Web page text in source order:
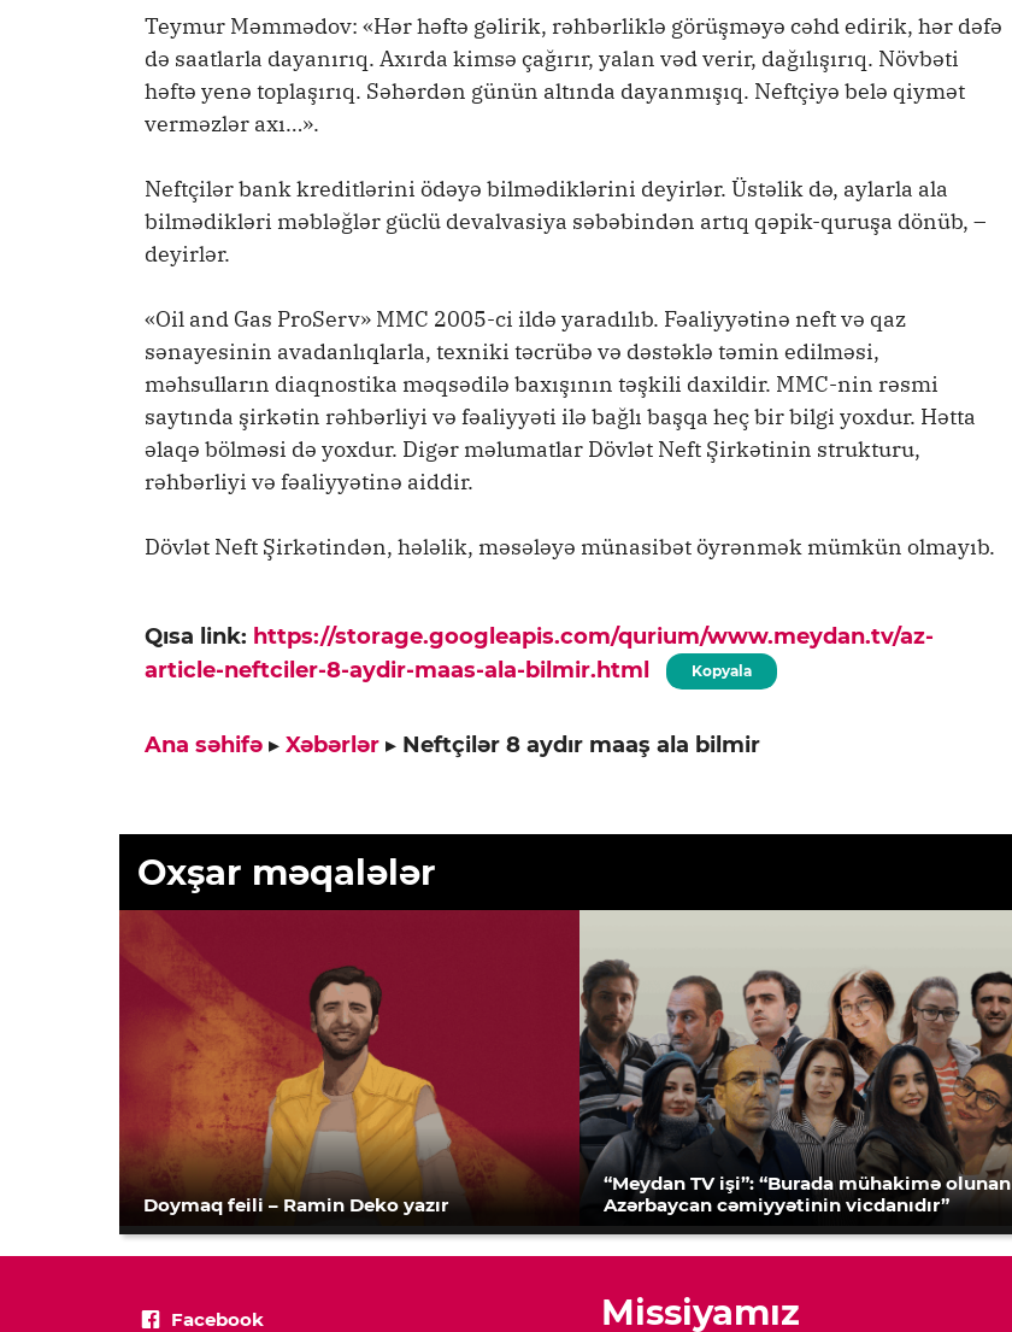
Teymur Məmmədov: «Hər həftə gəlirik, rəhbərliklə görüşməyə cəhd edirik, hər dəfə
də saatlarla dayanırıq. Axırda kimsə çağırır, yalan vəd verir, dağılışırıq. Növbəti
həftə yenə toplaşırıq. Səhərdən günün altında dayanmışıq. Neftçiyə belə qiymət
verməzlər axı…».
Neftçilər bank kreditlərini ödəyə bilmədiklərini deyirlər. Üstəlik də, aylarla ala
bilmədikləri məbləğlər güclü devalvasiya səbəbindən artıq qəpik-quruşa dönüb, –
deyirlər.
«Oil and Gas ProServ» MMC 2005-ci ildə yaradılıb. Fəaliyyətinə neft və qaz
sənayesinin avadanlıqlarla, texniki təcrübə və dəstəklə təmin edilməsi,
məhsulların diaqnostika məqsədilə baxışının təşkili daxildir. MMC-nin rəsmi
saytında şirkətin rəhbərliyi və fəaliyyəti ilə bağlı başqa heç bir bilgi yoxdur. Hətta
əlaqə bölməsi də yoxdur. Digər məlumatlar Dövlət Neft Şirkətinin strukturu,
rəhbərliyi və fəaliyyətinə aiddir.
Dövlət Neft Şirkətindən, hələlik, məsələyə münasibət öyrənmək mümkün olmayıb.
Qısa link: https://storage.googleapis.com/qurium/www.meydan.tv/az-
article-neftciler-8-aydir-maas-ala-bilmir.html
Kopyala
Ana səhifə ▸ Xəbərlər ▸ Neftçilər 8 aydır maaş ala bilmir
Oxşar məqalələr
Doymaq feili – Ramin Deko yazır
“Meydan TV işi”: “Burada mühakimə olunan
Azərbaycan cəmiyyətinin vicdanıdır”
Facebook Missiyamız